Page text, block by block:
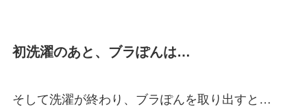
初洗濯のあと、ブラぽんは…
そして洗濯が終わり、ブラぽんを取り出すと…